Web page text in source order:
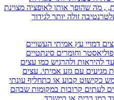
, מה שהופך אותן לאופציה מצוינת
זולה יותר לגידור
דמויי עץ אמיתי העשויים
וחומרים סינתטיים
להיראות ולהרגיש כמו עצים
מגיעים עם גזע אמיתי. עצים
כקישוט קבוע או כתחליף עונתי
לעתים קרובות במקומות שבהם
כמו בבית או במשרד.